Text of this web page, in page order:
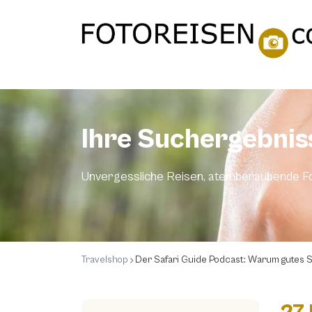
Ihre
Unvergessliche Reisen, atemberaubende
Travelshop Der Safari Guide Podcast: Warum gutes